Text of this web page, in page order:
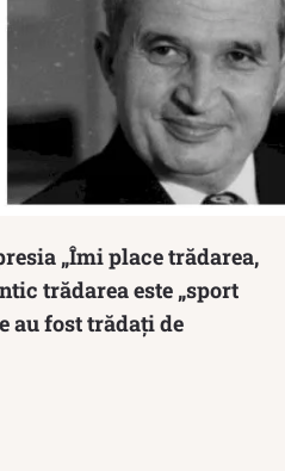
„Îmi place trădarea,
trădarea este „sport
au fost trădați de